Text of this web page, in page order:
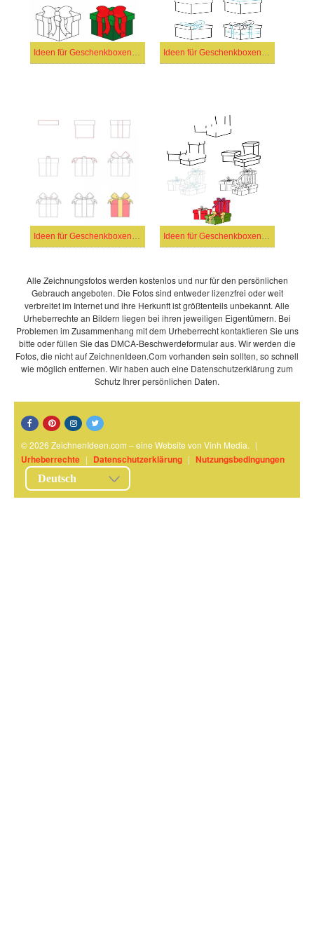
Ideen für Geschenkboxen (16) Ideen für Geschenkboxen (5)
Ideen für Geschenkboxen (14) Ideen für Geschenkboxen (7)
Alle Zeichnungsfotos werden kostenlos und nur für den persönlichen
Gebrauch angeboten. Die Fotos sind entweder lizenzfrei oder weit
verbreitet im Internet und ihre Herkunft ist größtenteils unbekannt. Alle
Urheberrechte an Bildern liegen bei ihren jeweiligen Eigentümern. Bei
Problemen im Zusammenhang mit dem Urheberrecht kontaktieren Sie uns
bitte oder füllen Sie das DMCA-Beschwerdeformular aus. Wir werden die
Fotos, die nicht auf ZeichnenIdeen.Com vorhanden sein sollten, so schnell
wie möglich entfernen. Wir haben auch eine Datenschutzerklärung zum
Schutz Ihrer persönlichen Daten.
© 2026 ZeichnenIdeen.com – eine Website von Vinh Media. |
Urheberrechte | Datenschutzerklärung | Nutzungsbedingungen
Deutsch